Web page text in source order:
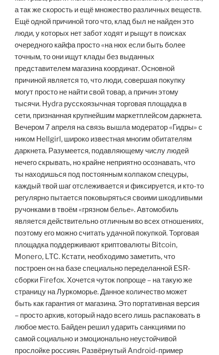
а так же скорость и ещё множество различных веществ.
Ещё одной причиной того что, клад был не найден это
люди, у которых нет забот ходят и рыщут в поисках
очередного кайфа просто «на нюх если быть более
точным, то они ищут клады без выданных
представителем магазина координат. Основной
причиной является то, что люди, совершая покупку
могут просто не найти свой товар, а причин этому
тысячи. Hydra русскоязычная торговая площадка в
сети, признанная крупнейшим маркетплейсом даркнета.
Вечером 7 апреля на связь вышла модератор «Гидры» с
ником Hellgirl, широко известная многим обитателям
даркнета. Разумеется, подавляющему числу людей
нечего скрывать, но крайне неприятно осознавать, что
ты находишься под постоянным колпаком спецуры,
каждый твой шаг отслеживается и фиксируется, и кто-то
регулярно пытается поковыряться своими шкодливыми
ручонками в твоём «грязном белье». Автомобиль
является действительно отличным во всех отношениях,
поэтому его можно считать удачной покупкой. Торговая
площадка поддерживают криптовалюты Bitcoin,
Monero, LTC. Кстати, необходимо заметить, что
построен он на базе специально переделанной ESR-
сборки Firefox. Хочется чуток попроще – на такую же
страницу на Луркоморье. Данное количество может
быть как гарантия от магазина. Это портативная версия
– просто архив, который надо всего лишь распаковать в
любое место. Байден решил ударить санкциями по
самой социально и эмоционально неустойчивой
прослойке россиян. Развёрнутый Android-пример